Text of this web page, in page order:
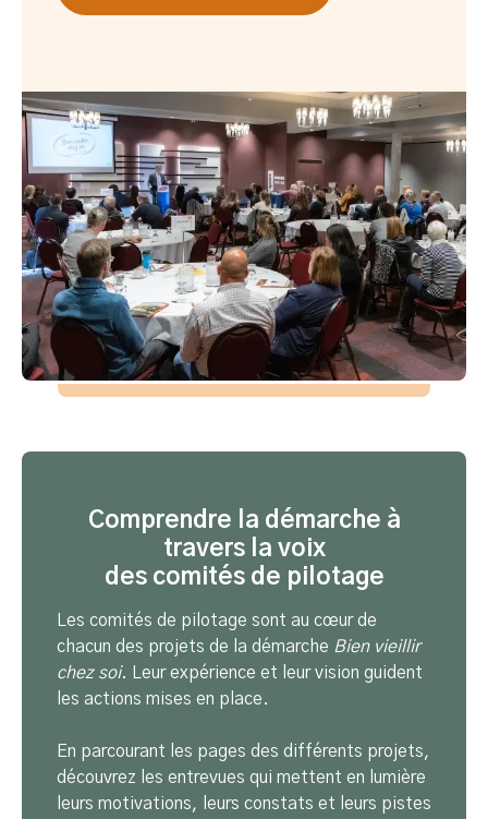
Comprendre la démarche à
travers la voix
des comités de pilotage
Les comités de pilotage sont au cœur de
chacun des projets de la démarche Bien vieillir
chez soi. Leur expérience et leur vision guident
les actions mises en place.
En parcourant les pages des différents projets,
découvrez les entrevues qui mettent en lumière
leurs motivations, leurs constats et leurs pistes